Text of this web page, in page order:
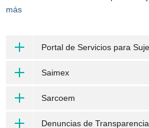
más
Portal de Servicios para
Saimex
Sarcoem
Denuncias de